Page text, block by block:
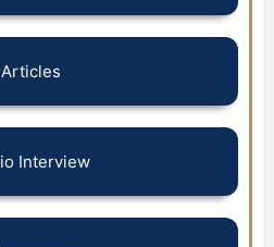
Articles
Interview